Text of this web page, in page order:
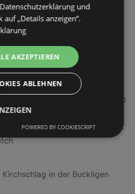
in Gaißau
Fink Filialen in Graz
55 Zoll UHD Smart TV 4K 60
41mm, Gold, Weißes Komposit-
Kirchschlag in der Buckligen
und
auf „Details anzeigen“.
AKZEPTIEREN
ABLEHNEN
POWERED BY COOKIESCRIPT